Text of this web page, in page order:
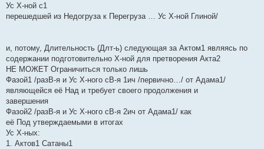
Ус Х-ной с1
перешедшей из Недогруза к Перегруза … Ус Х-ной Глиной/
и, потому, Длительность (Длт-ь) следующая за Актом1 являясь по
содержании подготовительно Х-ной для претворения Акта2
НЕ МОЖЕТ Ограничиться только лишь
Фазой1 /разВ-я и Ус Х-ного сВ-я 1ич /первично…/ от Адама1/
являющейся её Над и требует своего продолжения и
завершения
Фазой2 /разВ-я и Ус Х-ного сВ-я 2ич от Адама1/ как
её Под утверждаемыми в итогах
Ус Х-ных:
1. Актов1 Сатаны1